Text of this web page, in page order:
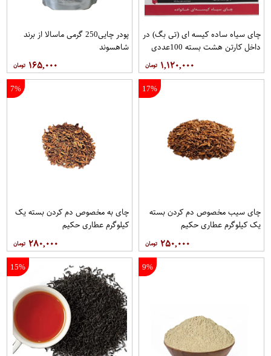
چای سیاه ساده کیسه ای (تی بگ) در
داخل کارتن هشت بسته 100عددی
۱,۱۲۰,۰۰۰
پودر چایی250 گرمی ماسالا از برند
شاهسوند
۱۶۵,۰۰۰
17%
چای سیب مخصوص دم کردن بسته
یک کیلوگرم عطاری حکیم
۲۵۰,۰۰۰
7%
چای به مخصوص دم کردن بسته یک
کیلوگرم عطاری حکیم
۲۸۰,۰۰۰
9%
15%